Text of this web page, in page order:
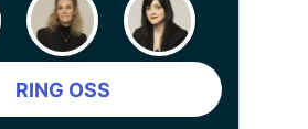
RING OSS